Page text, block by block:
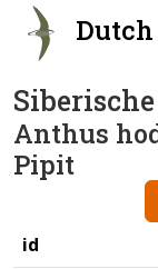
Anthus
Pipit
id